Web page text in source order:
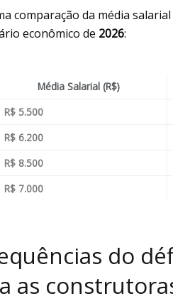
comparação da média
econômico de 2026:
Média Salarial (R$)
R$ 5.500
R$ 6.200
R$ 8.500
R$ 7.000
do
as